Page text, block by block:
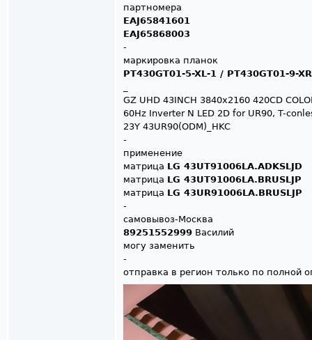
партномера
EAJ65841601
EAJ65868003
-
маркировка планок
PT430GT01-5-XL-1 / PT430GT01-9-
GZ UHD 43INCH 3840x2160 420CD
60Hz Inverter N LED 2D for UR90, T-
23Y 43UR90(ODM)_HKC
-
применение
матрица LG 43UT91006LA.ADKSLJD
матрица LG 43UT91006LA.BRUSLJP
матрица LG 43UR91006LA.BRUSLJP
-
самовывоз-Москва
89251552999 Василий
могу заменить
-
отправка в регион только по полной